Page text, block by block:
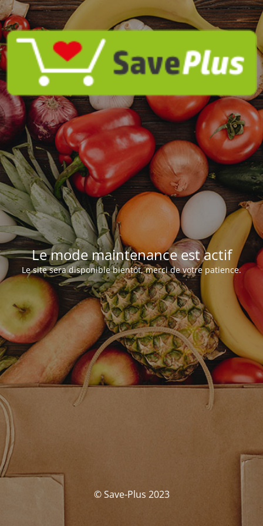
Le mode maintenance est actif
Le site sera disponible bientôt, merci de votre patience.
© Save-Plus 2023